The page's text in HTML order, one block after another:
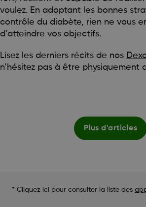
voulez. En adoptant les bonnes
contrôle du diabète, rien ne vous
d’atteindre vos objectifs.
Lisez les derniers récits de nos
n’hésitez pas à être physiquement
Plus d'articles
* Cliquez ici pour consulter la liste des